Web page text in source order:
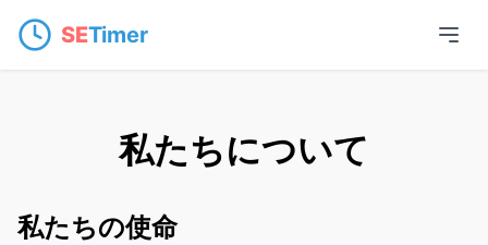
SETimer
私たちについて
私たちの使命